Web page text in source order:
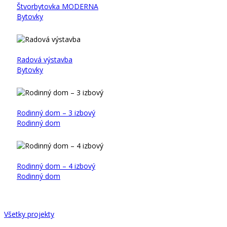
Štvorbytovka MODERNA
Bytovky
Radová výstavba
Bytovky
Rodinný dom – 3 izbový
Rodinný dom
Rodinný dom – 4 izbový
Rodinný dom
Všetky projekty